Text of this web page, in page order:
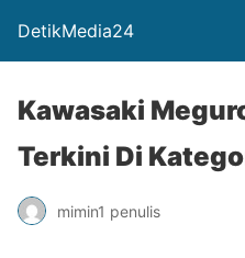
DetikMedia24
Kawasaki
Terkini Di
mimin1 penulis